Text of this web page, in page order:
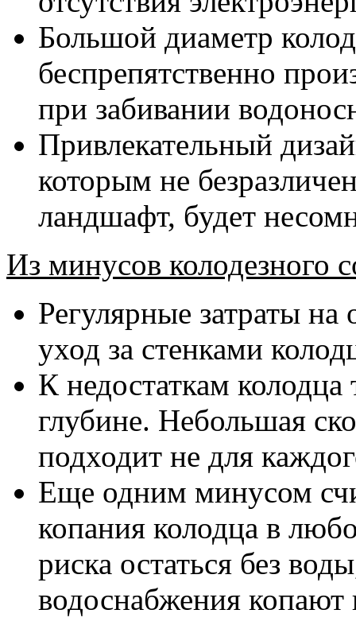
Большой диаметр
беспрепятственно
при забивании
Привлекательный
которым не
ландшафт, будет
Из минусов колодезного
Регулярные затраты
уход за стенками
К недостаткам
глубине. Небольшая
подходит не для
Еще одним минусом
копания колодца в
риска остаться без
водоснабжения